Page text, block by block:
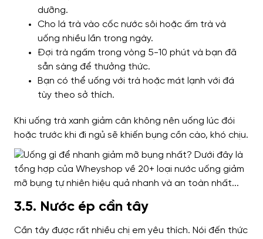
dưỡng.
Cho lá trà vào cốc nước sôi hoặc ấm trà và
uống nhiều lần trong ngày.
Đợi trà ngấm trong vòng 5-10 phút và bạn đã
sẵn sàng để thưởng thức.
Bạn có thể uống với trà hoặc mát lạnh với đá
tùy theo sở thích.
Khi uống trà xanh giảm cân không nên uống lúc đói
hoặc trước khi đi ngủ sẽ khiến bụng cồn cào, khó chịu.
3.5. Nước ép cần tây
Cần tây được rất nhiều chị em yêu thích. Nói đến thức